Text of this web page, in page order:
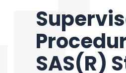
SAS(R)